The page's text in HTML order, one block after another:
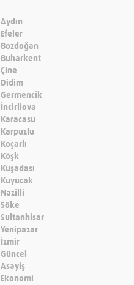
Aydın
Efeler
Bozdoğan
Buharkent
Çine
Didim
Germencik
İncirliova
Karacasu
Karpuzlu
Koçarlı
Köşk
Kuşadası
Kuyucak
Nazilli
Söke
Sultanhisar
Yenipazar
İzmir
Güncel
Asayiş
Ekonomi